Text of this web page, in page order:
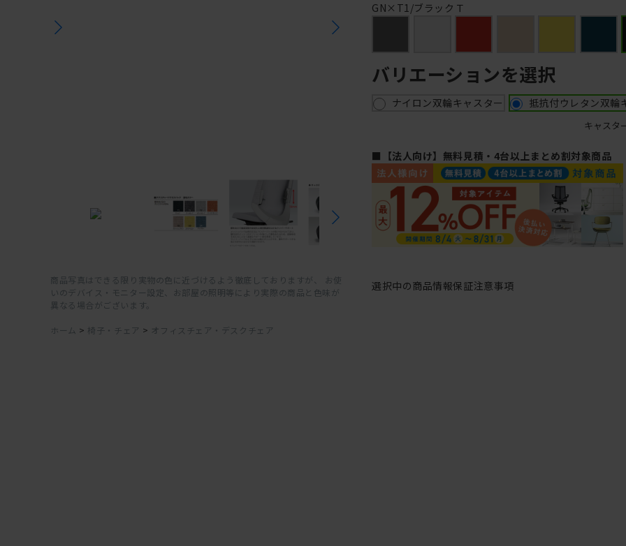
商品写真はできる限り実物の色に近づけるよう徹底しておりますが、 お使
いのデバイス・モニター設定、お部屋の照明等により実際の商品と色味が
異なる場合がございます。
ホーム > 椅子・チェア > オフィスチェア・デスクチェア
GN×T1/ブラックＴ
バリエーションを選択
ナイロン双輪キャスター 抵抗付ウレタン双輪
キャスタ
■【法人向け】無料見積・4台以上まとめ割対象商品
選択中の商品情報保証注意事項